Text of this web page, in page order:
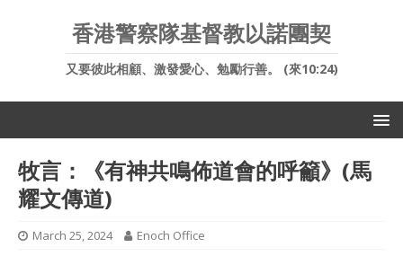
香港警察隊基督教以諾團契
又要彼此相顧、激發愛心、勉勵行善。 (來10:24)
牧言：《有神共鳴佈道會的呼籲》(馬
耀文傳道)
March 25, 2024 Enoch Office